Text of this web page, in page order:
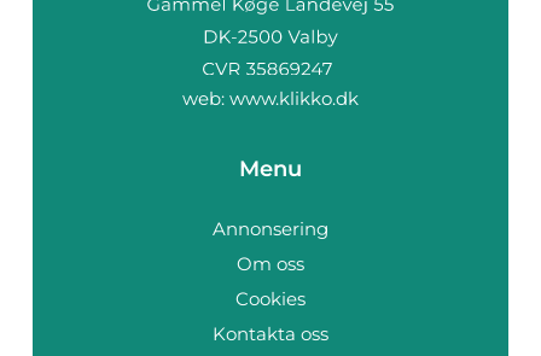
web: www.klikko.dk
Menu
Annonsering
Om oss
Cookies
Kontakta oss